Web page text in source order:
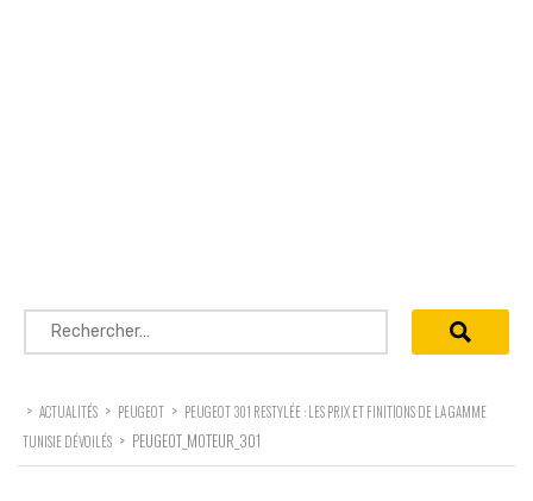
Rechercher :
> ACTUALITÉS > PEUGEOT > PEUGEOT 301 RESTYLÉE : LES PRIX ET FINITIONS DE LA GAMME
TUNISIE DÉVOILÉS > PEUGEOT_MOTEUR_301